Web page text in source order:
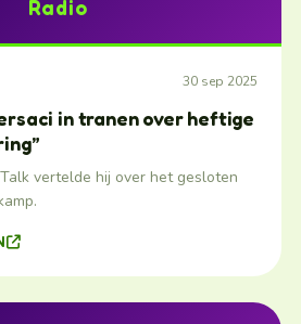
Radio
30 sep 2025
in tranen over heftige
vertelde hij over het gesloten